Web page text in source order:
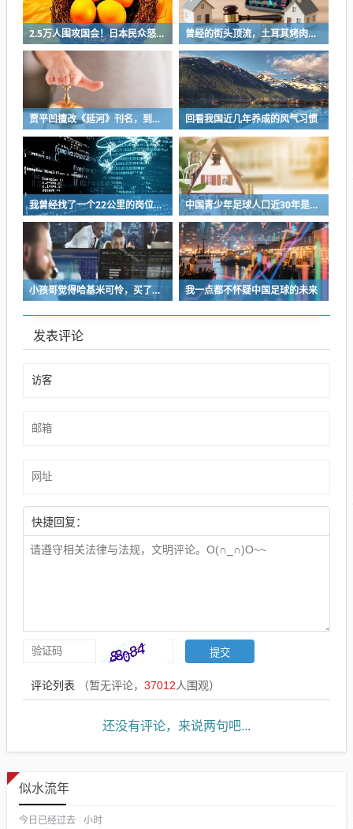
2.5万人围攻国会！日本民众怒了：让她下台！ 曾经的街头顶流，土耳其烤肉为什么消失了？
贾平凹擅改《延河》刊名，到底错在哪里？这三点才是问题的关键 回看我国近几年养成的风气习惯
我曾经找了一个22公里的岗位，坚持了2个星期就坚持不下去了 中国青少年足球人口近30年是断崖式下降
小孩哥觉得哈基米可怜，买了火腿肠喂哈基米，结果哈基米直接叼走他的鹦鹉… 我一点都不怀疑中国足球的未来
发表评论
快捷回复：
评论列表 （暂无评论， 37012人围观）
还没有评论，来说两句吧...
似水流年
今日已经过去 小时